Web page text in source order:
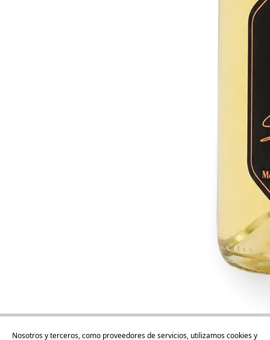
Nosotros y terceros, como proveedores de servicios, utilizamos cookies y